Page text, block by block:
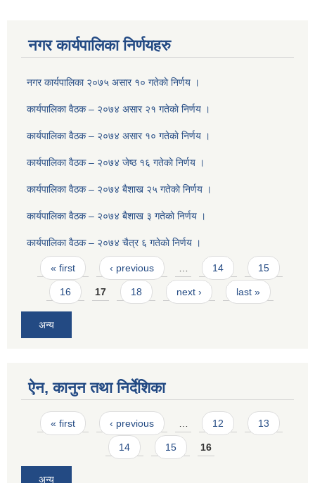
नगर कार्यपालिका निर्णयहरु
नगर कार्यपालिका २०७५ असार १० गतेकाे निर्णय ।
कार्यपालिका वैठक – २०७४ असार २१ गतेकाे निर्णय ।
कार्यपालिका वैठक – २०७४ असार १० गतेकाे निर्णय ।
कार्यपालिका वैठक – २०७४ जेष्ठ १६ गतेकाे निर्णय ।
कार्यपालिका वैठक – २०७४ बैशाख २५ गतेकाे निर्णय ।
कार्यपालिका वैठक – २०७४ बैशाख ३ गतेकाे निर्णय ।
कार्यपालिका वैठक – २०७४ चैत्र ६ गतेकाे निर्णय ।
Pages
« first ‹ previous … 14 15
16 17 18 next › last »
अन्य
ऐन, कानुन तथा निर्देशिका
Pages
« first ‹ previous 12 13
14 15 16
अन्य